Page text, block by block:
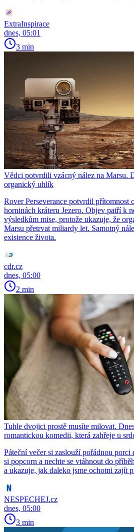
ExtraInspirace
dnes, 05:01
3 min
Vědci potvrdili vzácný nález na Marsu.
organický uhlík
Rover Perseverance potvrdil přítomnost
horninách kráteru Jezero. Objev patří k
výsledkům mise, protože ukazuje, že
Marsu přetrvat miliardy let. Samotný
existence života.
cdr.cz
dnes, 05:00
2 min
Tuhle dvojici prostě musíte milovat.
romantickou komedii, která zahřeje u
Páteční večer si zaslouží pořádnou
si popcorn a nechte se vtáhnout do
a ukazuje, jak daleko jsme ochotni zajít
NESPECHEJ.cz
dnes, 05:00
3 min